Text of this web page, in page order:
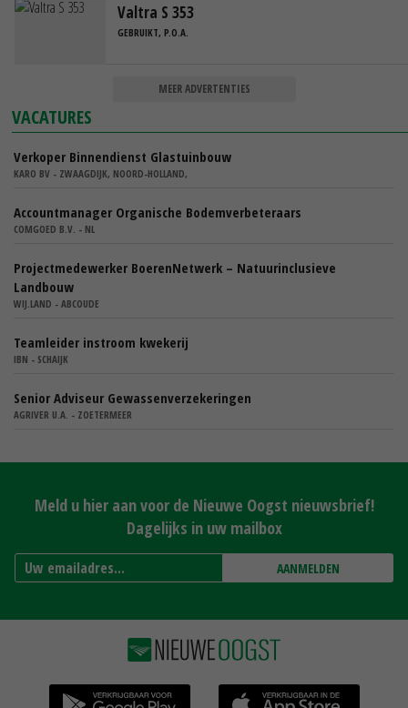
Valtra S 353
GEBRUIKT, P.O.A.
MEER ADVERTENTIES
VACATURES
Verkoper Binnendienst Glastuinbouw
KARO BV - ZWAAGDIJK, NOORD-HOLLAND,
Accountmanager Organische Bodemverbeteraars
COMGOED B.V. - NL
Projectmedewerker BoerenNetwerk – Natuurinclusieve
Landbouw
WIJ.LAND - ABCOUDE
Teamleider instroom kwekerij
IBN - SCHAIJK
Senior Adviseur Gewassenverzekeringen
AGRIVER U.A. - ZOETERMEER
Meld u hier aan voor de Nieuwe Oogst nieuwsbrief!
Dagelijks in uw mailbox
AANMELDEN